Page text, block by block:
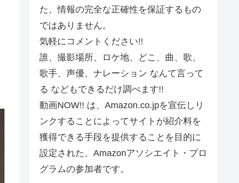
た、情報の完全な正確性を保証するもの
ではありません。
気軽にコメントください!!
誰、撮影場所、ロケ地、どこ、曲、歌、
歌手、声優、ナレーション なんて言って
る などもできるだけ調べます!!
動画NOW!! は、Amazon.co.jpを宣伝しリ
ンクすることによってサイトが紹介料を
獲得できる手段を提供することを目的に
設定された、Amazonアソシエイト・プロ
グラムの参加者です。